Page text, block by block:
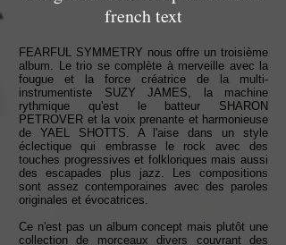
french text
FEARFUL SYMMETRY nous offre un troisième
album. Le trio se complète à merveille avec la
fougue et la force créatrice de la multi-
instrumentiste SUZY JAMES, la machine
rythmique qu'est le batteur SHARON
PETROVER et la voix prenante et harmonieuse
de YAEL SHOTTS. A l'aise dans un style
éclectique qui embrasse le rock avec des
touches progressives et folkloriques mais aussi
des escapades plus jazz. Les compositions
sont assez contemporaines avec des paroles
originales et évocatrices.
Ce n'est pas un album concept mais plutôt une
collection de morceaux divers couvrant des